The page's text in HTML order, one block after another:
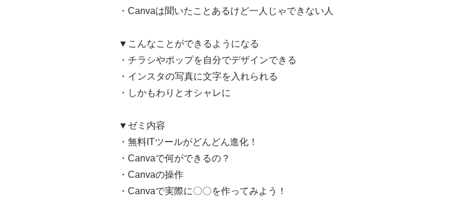
・Canvaは聞いたことあるけど一人じゃできない人
▼こんなことができるようになる
・チラシやポップを自分でデザインできる
・インスタの写真に文字を入れられる
・しかもわりとオシャレに
▼ゼミ内容
・無料ITツールがどんどん進化！
・Canvaで何ができるの？
・Canvaの操作
・Canvaで実際に〇〇を作ってみよう！